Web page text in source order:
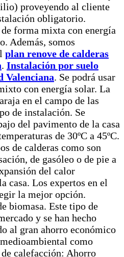
proveyendo al cliente
obligatorio.
forma mixta con energía
Además, somos
plan renove de calderas
. Instalación por suelo
Valenciana. Se podrá usar
con energía solar. La
en el campo de las
de instalación. Se
del pavimento de la casa
de 30ºC a 45ºC.
de calderas como son
de gasóleo o de pie a
del calor
casa. Los expertos en el
la mejor opción.
biomasa. Este tipo de
y se han hecho
al gran ahorro económico
como
calefacción: Ahorro